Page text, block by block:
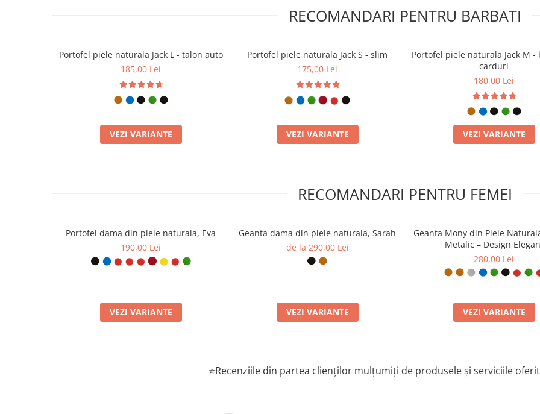
RECOMANDARI PENTRU BARBATI
Portofel piele naturala Jack L - talon auto
185,00 Lei
VEZI VARIANTE
Portofel piele naturala Jack S - slim
175,00 Lei
VEZI VARIANTE
Portofel piele naturala Jack M -
carduri
180,00 Lei
VEZI VARIANTE
RECOMANDARI PENTRU FEMEI
Portofel dama din piele naturala, Eva
190,00 Lei
VEZI VARIANTE
Geanta dama din piele naturala, Sarah
de la 290,00 Lei
VEZI VARIANTE
Geanta Mony din Piele
Metalic – Design
280,00 Lei
VEZI VARIANTE
⭐Recenziile din partea clienților mulțumiți de produsele și serviciile